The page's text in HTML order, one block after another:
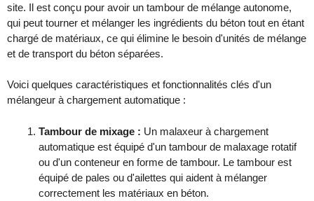
site. Il est conçu pour avoir un tambour de mélange autonome,
qui peut tourner et mélanger les ingrédients du béton tout en étant
chargé de matériaux, ce qui élimine le besoin d'unités de mélange
et de transport du béton séparées.
Voici quelques caractéristiques et fonctionnalités clés d'un
mélangeur à chargement automatique :
Tambour de mixage : Un malaxeur à chargement
automatique est équipé d'un tambour de malaxage rotatif
ou d'un conteneur en forme de tambour. Le tambour est
équipé de pales ou d'ailettes qui aident à mélanger
correctement les matériaux en béton.